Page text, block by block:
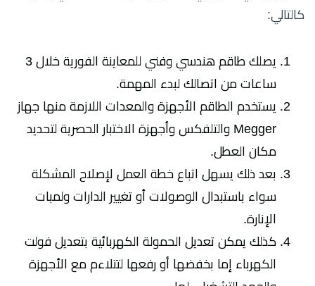
كالتالي:
يصلك طاقم هندسي وفني للمعاينة الفورية خلال 3
ساعات من اتصالك لبدء المهمة.
يستخدم الطاقم الأجهزة والمعدات اللازمة منها جهاز
Megger والتلفكس وأجهزة الاختبار الحصرية لتحديد
مكان العطل.
بعد ذلك يسهل اتباع خطة العمل لإصلاح المشكلة
سواء باستبدال الوصولات أو تغيير الدارات ولمبات
الإنارة.
كذلك يمكن تعديل الحمولة الكهربائية بتعديل فولت
الكهرباء إما بخفضها أو رفعها لتتلاءم مع الأجهزة